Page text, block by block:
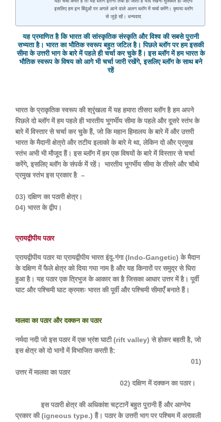
इसलिए हम इन बिंदुओं पर अगले आने वाले अलग ब्लॉग में चर्चा करेंगे। कृपया ब्लॉग
से जुड़े रहें। धन्यवाद
यह प्रमाणित है कि भारत की सांस्कृतिक संस्कृति और विश्व की सबसे पुरानी
सभ्यता है। भारत का भौतिक स्वरूप बहुत जटिल है। पिछले ब्लॉग पर हम इसकी
सीमा के उत्तरी भाग के बारे में पहले ही चर्चा कर चुके हैं। इस ब्लॉग में हम भारत के
भौतिक स्वरूप के विषय को आगे भी चर्चा जारी रखेंगे, इसलिए ब्लॉग के साथ बने
रहें
भारत के प्राकृतिक स्वरूप की श्रृंखला में यह हमारा तीसरा ब्लॉग है हम अपने
पिछले दो ब्लॉग मेंहम पहले ही भारतीय भूगर्भीय सीमा के पहले और दूसरे स्तंभ के
बारे में विस्तार से चर्चा कर चुके हैं, जो कि महान हिमालय के बारे में और उत्तरी
भारत के मैदानी क्षेत्रो और तटीय इलाको के बारे मे था, लेकिन दो और प्रमुख
स्तंभ अभी भी मौजूद हैं। इस ब्लॉग में हम एक विषयों के बारे में विस्तार से चर्चा
करेंगे, इसलिए ब्लॉग के संपर्क में रहें।भारतीय भूगर्भीय सीमा के तीसरे और चौथे
प्रमुख स्तंभ इस प्रकार है –
03) दक्षिण का पठारी क्षेत्र।
04) भारत के द्वीप।
प्रायद्वीपीय पठार
प्रायद्वीपीय पठार या प्रायद्वीपीय भारत इंदू-गंगा (Indo-Gangetic) के मैदान
के दक्षिण में फैले क्षेत्र को दिया गया नाम है और यह किनारों पर समुद्र से घिरा
हुआ है। यह पठार एक त्रिभुज के आकार का है जिसका आधार उत्तर में है। पूर्वी
घाट और पश्चिमी घाट क्रमशः भारत की पूर्वी और पश्चिमी सीमाएँ बनाते हैं।
मालवा का पठार और दक्कन का पठार
नर्मदा नदी जो इस पठार में एक भ्रंश घाटी (rift valley) से होकर बहती है, जो
इस क्षेत्र को दो भागों में विभाजित करती है:
01)
उत्तर में मालवा का पठार
02) दक्षिण में दक्कन का पठार।
इस पठारी क्षेत्र की अधिकांश चट्टानें बहुत पुरानी हैं और आग्नेय
प्रकार की (igneous type.) हैं। पठार के उत्तरी भाग पर पश्चिम में अरावली